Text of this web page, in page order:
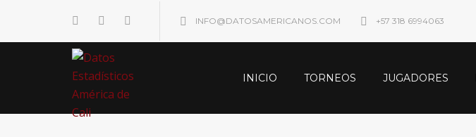
INFO@DATOSAMERICANOS.COM +57 318 6994063
INICIO TORNEOS JUGADORES